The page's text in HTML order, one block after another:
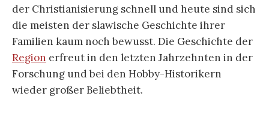
der Christianisierung schnell und heute sind sich
die meisten der slawische Geschichte ihrer
Familien kaum noch bewusst. Die Geschichte der
Region erfreut in den letzten Jahrzehnten in der
Forschung und bei den Hobby-Historikern
wieder großer Beliebtheit.